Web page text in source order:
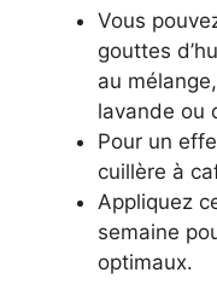
Vous
gouttes
au
lavande ou
Pour un
cuillère à
Appliquez
semaine
optimaux.